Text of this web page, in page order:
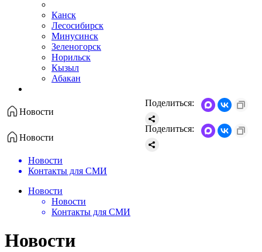
Канск
Лесосибирск
Минусинск
Зеленогорск
Норильск
Кызыл
Абакан
Новости
Поделиться:
Новости
Поделиться:
Новости
Контакты для СМИ
Новости
Новости
Контакты для СМИ
Новости